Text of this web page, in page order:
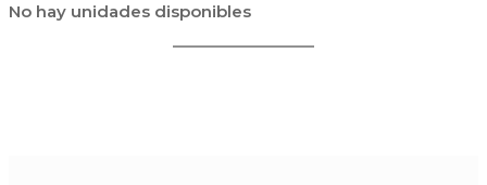
No hay unidades disponibles